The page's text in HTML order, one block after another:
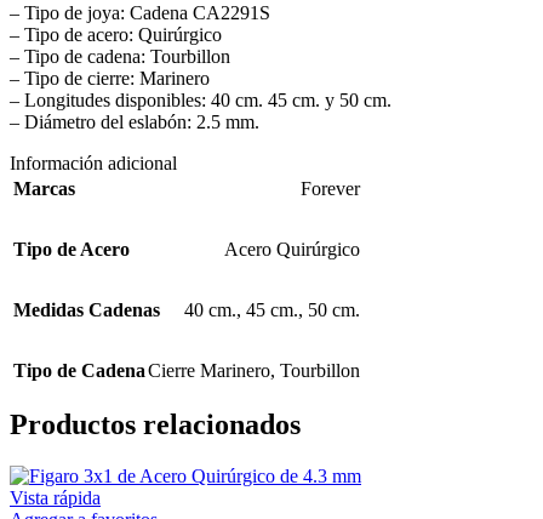
– Tipo de joya: Cadena CA2291S
– Tipo de acero: Quirúrgico
– Tipo de cadena: Tourbillon
– Tipo de cierre: Marinero
– Longitudes disponibles: 40 cm. 45 cm. y 50 cm.
– Diámetro del eslabón: 2.5 mm.
Información adicional
Marcas
Forever
Tipo de Acero Acero Quirúrgico
Medidas Cadenas 40 cm., 45 cm., 50 cm.
Tipo de CadenaCierre Marinero, Tourbillon
Productos relacionados
Vista rápida